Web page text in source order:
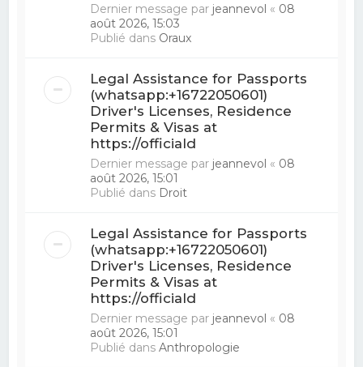
Dernier message par jeannevol « 08
août 2026, 15:03
Publié dans Oraux
Legal Assistance for Passports
(whatsapp:+16722050601)
Driver's Licenses, Residence
Permits & Visas at
https://officiald
Dernier message par jeannevol « 08
août 2026, 15:01
Publié dans Droit
Legal Assistance for Passports
(whatsapp:+16722050601)
Driver's Licenses, Residence
Permits & Visas at
https://officiald
Dernier message par jeannevol « 08
août 2026, 15:01
Publié dansAnthropologie